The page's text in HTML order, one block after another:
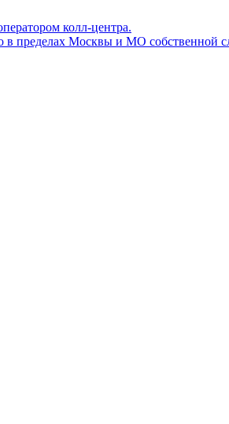
колл-центра.
в пределах Москвы и МО собственной